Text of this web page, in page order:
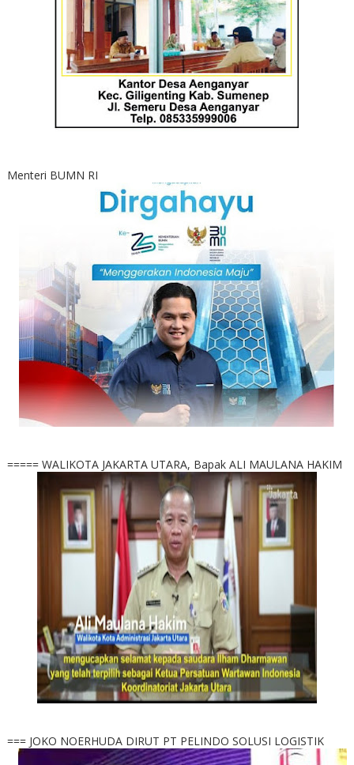
Menteri BUMN RI
===== WALIKOTA JAKARTA UTARA, Bapak ALI MAULANA HAKIM
=== JOKO NOERHUDA DIRUT PT PELINDO SOLUSI LOGISTIK